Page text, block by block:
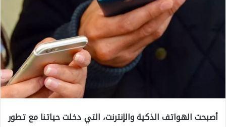
أصبحت الهواتف الذكية والإنترنت، التي دخلت حياتنا مع تطور